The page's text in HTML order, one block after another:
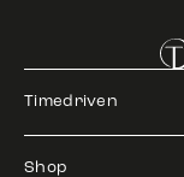
Timedriven
Shop